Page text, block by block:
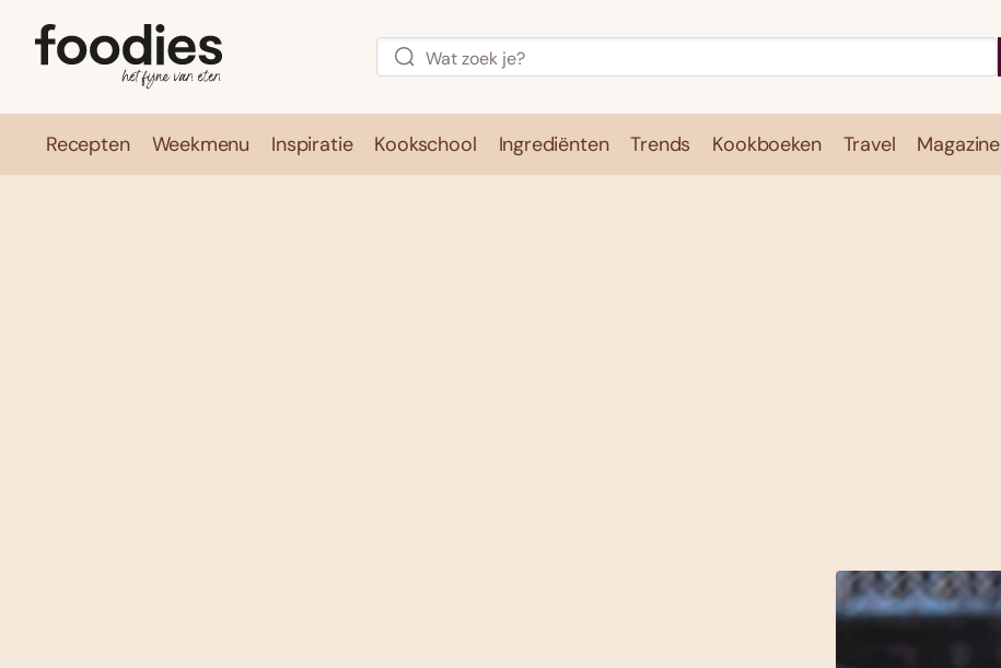
Recepten Weekmenu Inspiratie Kookschool Ingrediënten Trends Kookboeken Travel Magazine